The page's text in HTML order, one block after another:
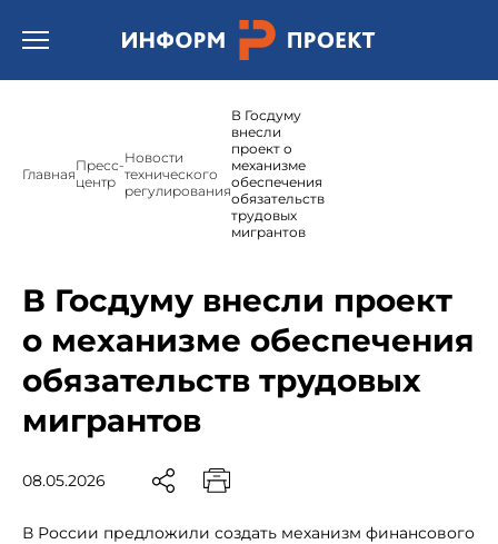
Открыть бургер меню.
ГлавнаяПресс-
центр
Новости
технического
регулирования
В Госдуму
внесли
проект о
механизме
обеспечения
обязательств
трудовых
мигрантов
В Госдуму внесли проект
о механизме обеспечения
обязательств трудовых
мигрантов
08.05.2026
В России предложили создать механизм финансового